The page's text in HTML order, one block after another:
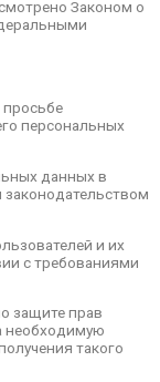
Законом о
персональных
данных в
и их
с требованиями
защите прав
необходимую
такого
не
в